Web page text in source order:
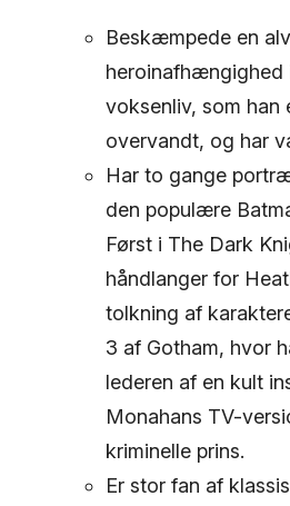
Beskæmpede en
heroinafhængighed
voksenliv, som han
overvandt, og har
Har to gange
den populære
Først i The Dark
håndlanger for
tolkning af
3 af Gotham, hvor
lederen af en kult
Monahans TV-
kriminelle prins.
Er stor fan af